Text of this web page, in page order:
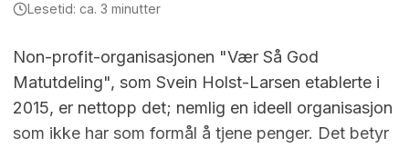
Lesetid: ca. 3 minutter
Non-profit-organisasjonen "Vær Så God
Matutdeling", som Svein Holst-Larsen etablerte i
2015, er nettopp det; nemlig en ideell organisasjon
som ikke har som formål å tjene penger. Det betyr